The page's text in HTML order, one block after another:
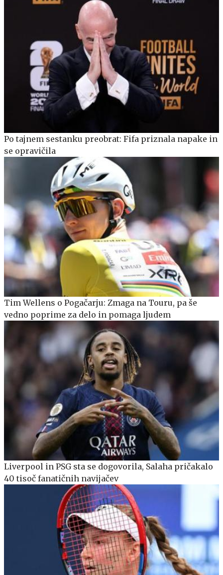
Po tajnem sestanku preobrat: Fifa priznala napake in
se opravičila
Tim Wellens o Pogačarju: Zmaga na Touru, pa še
vedno poprime za delo in pomaga ljudem
Liverpool in PSG sta se dogovorila, Salaha pričakalo
40 tisoč fanatičnih navijačev